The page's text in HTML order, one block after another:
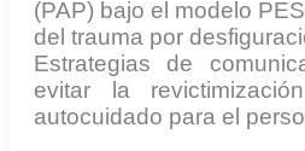
(PAP) bajo el modelo
del trauma por
Estrategias de
evitar la
autocuidado para el